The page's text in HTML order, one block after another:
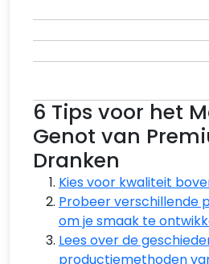
6 Tips voor het
Genot van
Dranken
Kies voor kwaliteit
Probeer verschillende
om je smaak te
Lees over de
productiemethoden